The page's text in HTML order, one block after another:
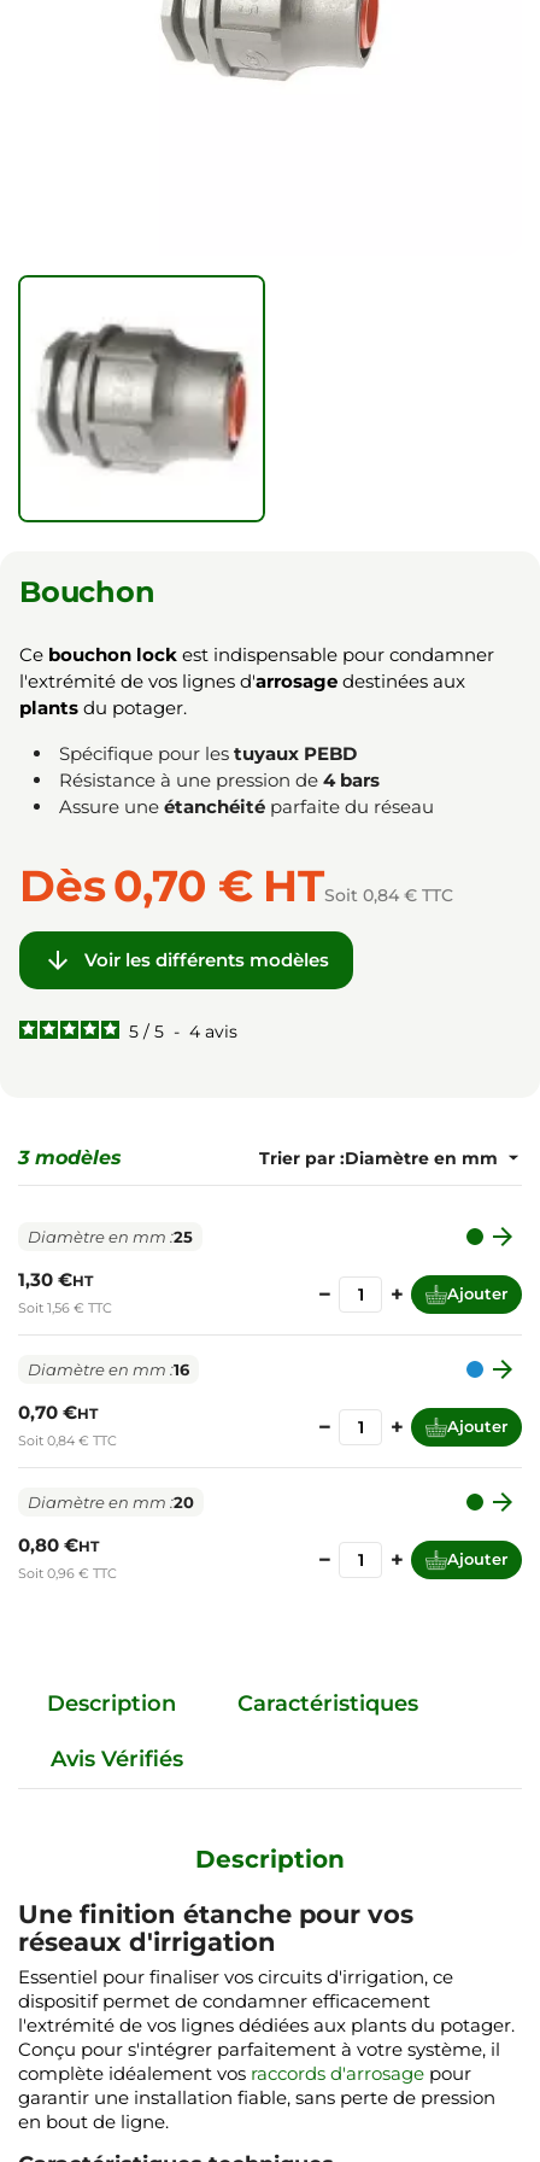
Bouchon
Ce bouchon lock est indispensable pour condamner
l'extrémité de vos lignes d'arrosage destinées aux
plants du potager.
Spécifique pour les tuyaux PEBD
Résistance à une pression de 4 bars
Assure une étanchéité parfaite du réseau
Dès0,70 € HTSoit 0,84 € TTC
 Voir les différents modèles
5 / 5 - 4 avis
3 modèles Trier par :
Diamètre en mm :25 
1,30 €HT
Soit 1,56 € TTC
− + Ajouter
Diamètre en mm :16 
0,70 €HT
Soit 0,84 € TTC
− + Ajouter
Diamètre en mm :20 
0,80 €HT
Soit 0,96 € TTC
− + Ajouter
Description Caractéristiques
Avis Vérifiés
Description
Une finition étanche pour vos
réseaux d'irrigation
Essentiel pour finaliser vos circuits d'irrigation, ce
dispositif permet de condamner efficacement
l'extrémité de vos lignes dédiées aux plants du potager.
Conçu pour s'intégrer parfaitement à votre système, il
complète idéalement vos raccords d'arrosage pour
garantir une installation fiable, sans perte de pression
en bout de ligne.